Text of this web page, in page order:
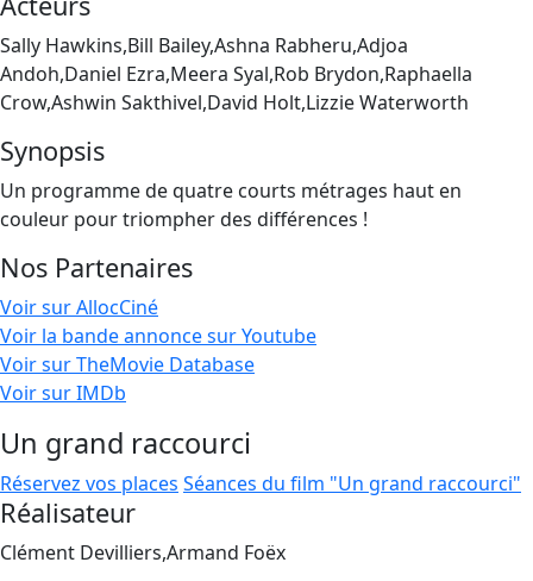
Sally Hawkins,Bill Bailey,Ashna Rabheru,Adjoa
Andoh,Daniel Ezra,Meera Syal,Rob Brydon,Raphaella
Crow,Ashwin Sakthivel,David Holt,Lizzie Waterworth
Synopsis
Un programme de quatre courts métrages haut en
couleur pour triompher des différences !
Nos Partenaires
Voir sur AllocCiné
Voir la bande annonce sur Youtube
Voir sur TheMovie Database
Voir sur IMDb
Un grand raccourci
Réservez vos places Séances du film "Un grand raccourci"
Réalisateur
Clément Devilliers,Armand Foëx